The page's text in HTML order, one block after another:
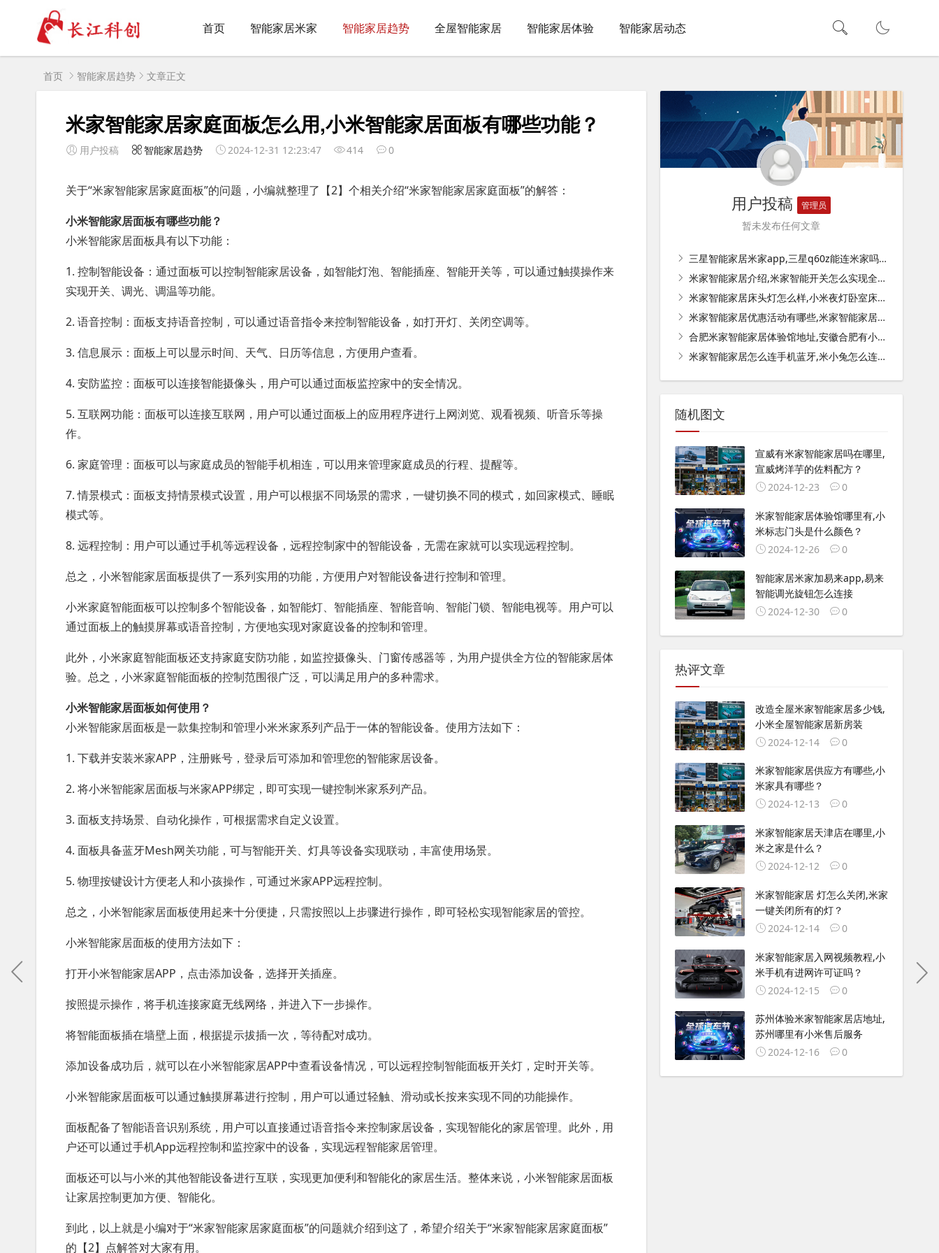
首页 智能家居米家 智能家居趋势 全屋智能家居 智能家居体验 智能家居动态
首页 智能家居趋势 文章正文
米家智能家居家庭面板怎么用,小米智能家居面板有哪些功能？
用户投稿 智能家居趋势 2024-12-31 12:23:47 414 0
关于“米家智能家居家庭面板”的问题，小编就整理了【2】个相关介绍“米家智能家居家庭面板”的解答：
小米智能家居面板有哪些功能？
小米智能家居面板具有以下功能：
1. 控制智能设备：通过面板可以控制智能家居设备，如智能灯泡、智能插座、智能开关等，可以通过触摸操作来
实现开关、调光、调温等功能。
2. 语音控制：面板支持语音控制，可以通过语音指令来控制智能设备，如打开灯、关闭空调等。
3. 信息展示：面板上可以显示时间、天气、日历等信息，方便用户查看。
4. 安防监控：面板可以连接智能摄像头，用户可以通过面板监控家中的安全情况。
5. 互联网功能：面板可以连接互联网，用户可以通过面板上的应用程序进行上网浏览、观看视频、听音乐等操
作。
6. 家庭管理：面板可以与家庭成员的智能手机相连，可以用来管理家庭成员的行程、提醒等。
7. 情景模式：面板支持情景模式设置，用户可以根据不同场景的需求，一键切换不同的模式，如回家模式、睡眠
模式等。
8. 远程控制：用户可以通过手机等远程设备，远程控制家中的智能设备，无需在家就可以实现远程控制。
总之，小米智能家居面板提供了一系列实用的功能，方便用户对智能设备进行控制和管理。
小米家庭智能面板可以控制多个智能设备，如智能灯、智能插座、智能音响、智能门锁、智能电视等。用户可以
通过面板上的触摸屏幕或语音控制，方便地实现对家庭设备的控制和管理。
此外，小米家庭智能面板还支持家庭安防功能，如监控摄像头、门窗传感器等，为用户提供全方位的智能家居体
验。总之，小米家庭智能面板的控制范围很广泛，可以满足用户的多种需求。
小米智能家居面板如何使用？
小米智能家居面板是一款集控制和管理小米米家系列产品于一体的智能设备。使用方法如下：
1. 下载并安装米家APP，注册账号，登录后可添加和管理您的智能家居设备。
2. 将小米智能家居面板与米家APP绑定，即可实现一键控制米家系列产品。
3. 面板支持场景、自动化操作，可根据需求自定义设置。
4. 面板具备蓝牙Mesh网关功能，可与智能开关、灯具等设备实现联动，丰富使用场景。
5. 物理按键设计方便老人和小孩操作，可通过米家APP远程控制。
总之，小米智能家居面板使用起来十分便捷，只需按照以上步骤进行操作，即可轻松实现智能家居的管控。
小米智能家居面板的使用方法如下：
打开小米智能家居APP，点击添加设备，选择开关插座。
按照提示操作，将手机连接家庭无线网络，并进入下一步操作。
将智能面板插在墙壁上面，根据提示拔插一次，等待配对成功。
添加设备成功后，就可以在小米智能家居APP中查看设备情况，可以远程控制智能面板开关灯，定时开关等。
小米智能家居面板可以通过触摸屏幕进行控制，用户可以通过轻触、滑动或长按来实现不同的功能操作。
面板配备了智能语音识别系统，用户可以直接通过语音指令来控制家居设备，实现智能化的家居管理。此外，用
户还可以通过手机App远程控制和监控家中的设备，实现远程智能家居管理。
面板还可以与小米的其他智能设备进行互联，实现更加便利和智能化的家居生活。整体来说，小米智能家居面板
让家居控制更加方便、智能化。
到此，以上就是小编对于“米家智能家居家庭面板”的问题就介绍到这了，希望介绍关于“米家智能家居家庭面板”
的【2】点解答对大家有用。
用户投稿 管理员
暂未发布任何文章
三星智能家居米家app,三星q60z能连米家吗？
米家智能家居介绍,米家智能开关怎么实现全屋家居智能？
米家智能家居床头灯怎么样,小米夜灯卧室床头灯彩灯怎么调？
米家智能家居优惠活动有哪些,米家智能家居哪些值得购买？
合肥米家智能家居体验馆地址,安徽合肥有小米之家吗？地址在哪？
米家智能家居怎么连手机蓝牙,米小兔怎么连接手机？
随机图文
宣威有米家智能家居吗在哪里,
宣威烤洋芋的佐料配方？
2024-12-23
0
米家智能家居体验馆哪里有,小
米标志门头是什么颜色？
2024-12-26
0
智能家居米家加易来app,易来
智能调光旋钮怎么连接
2024-12-30
0
热评文章
改造全屋米家智能家居多少钱,
小米全屋智能家居新房装
2024-12-14
0
米家智能家居供应方有哪些,小
米家具有哪些？
2024-12-13
0
米家智能家居天津店在哪里,小
米之家是什么？
2024-12-12
0
米家智能家居 灯怎么关闭,米家
一键关闭所有的灯？
2024-12-14
0
米家智能家居入网视频教程,小
米手机有进网许可证吗？
2024-12-15
0
苏州体验米家智能家居店地址,
苏州哪里有小米售后服务
2024-12-16
0